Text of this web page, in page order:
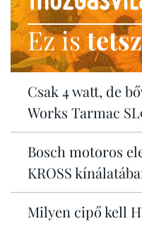
Ez is
Csak 4 watt, de
Works Tarmac
Bosch motoros
KROSS
Milyen cipő kell